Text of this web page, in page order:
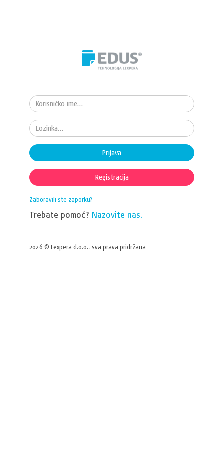
Prijava
Registracija
Zaboravili ste zaporku?
Trebate pomoć? Nazovite nas.
2026 © Lexpera d.o.o., sva prava pridržana